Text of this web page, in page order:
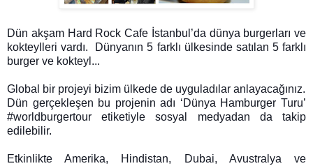
Dün akşam Hard Rock Cafe İstanbul’da dünya burgerları ve
kokteylleri vardı.
Dünyanın 5 farklı ülkesinde satılan 5 farklı
burger ve kokteyl...
Global bir projeyi bizim ülkede de uyguladılar anlayacağınız.
Dün gerçekleşen bu projenin adı ‘Dünya Hamburger Turu’
#worldburgertour etiketiyle sosyal medyadan da takip
edilebilir.
Etkinlikte Amerika, Hindistan, Dubai, Avustralya ve